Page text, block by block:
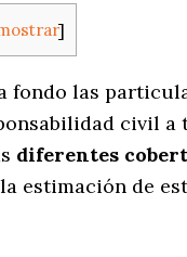
]
fondo las
civil a
diferentes
estimación de